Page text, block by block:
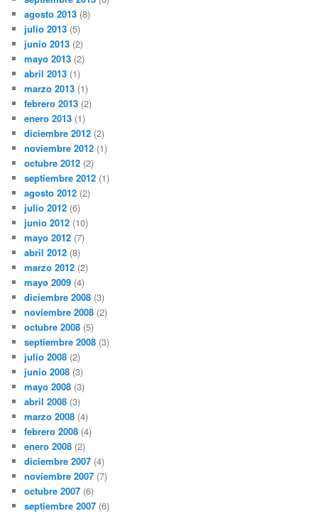
agosto 2013 (8)
julio 2013 (5)
junio 2013 (2)
mayo 2013 (2)
abril 2013 (1)
marzo 2013 (1)
febrero 2013 (2)
enero 2013 (1)
diciembre 2012 (2)
noviembre 2012 (1)
octubre 2012 (2)
septiembre 2012 (1)
agosto 2012 (2)
julio 2012 (6)
junio 2012 (10)
mayo 2012 (7)
abril 2012 (8)
marzo 2012 (2)
mayo 2009 (4)
diciembre 2008 (3)
noviembre 2008 (2)
octubre 2008 (5)
septiembre 2008 (3)
julio 2008 (2)
junio 2008 (3)
mayo 2008 (3)
abril 2008 (3)
marzo 2008 (4)
febrero 2008 (4)
enero 2008 (2)
diciembre 2007 (4)
noviembre 2007 (7)
octubre 2007 (6)
septiembre 2007 (6)